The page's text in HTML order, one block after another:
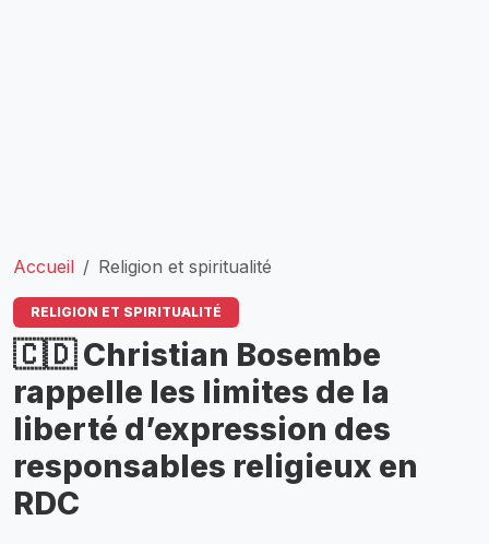
Accueil Religion et spiritualité
RELIGION ET SPIRITUALITÉ
🇨🇩 Christian Bosembe
rappelle les limites de la
liberté d’expression des
responsables religieux en
RDC